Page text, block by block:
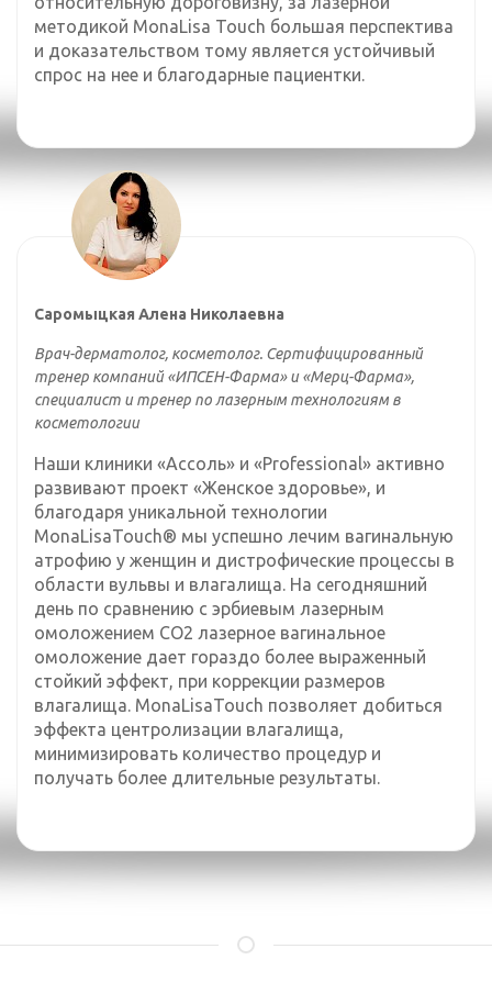
методикой MonaLisa Touch большая перспектива
и доказательством тому является устойчивый
спрос на нее и благодарные пациентки.
Саромыцкая Алена Николаевна
Врач-дерматолог, косметолог. Сертифицированный
тренер компаний «ИПСЕН-Фарма» и «Мерц-Фарма»,
специалист и тренер по лазерным технологиям в
косметологии
Наши клиники «Ассоль» и «Professional» активно
развивают проект «Женское здоровье», и
благодаря уникальной технологии
MonaLisaTouch® мы успешно лечим вагинальную
атрофию у женщин и дистрофические процессы в
области вульвы и влагалища. На сегодняшний
день по сравнению с эрбиевым лазерным
омоложением СО2 лазерное вагинальное
омоложение дает гораздо более выраженный
стойкий эффект, при коррекции размеров
влагалища. MonaLisaTouch позволяет добиться
эффекта центролизации влагалища,
минимизировать количество процедур и
получать более длительные результаты.